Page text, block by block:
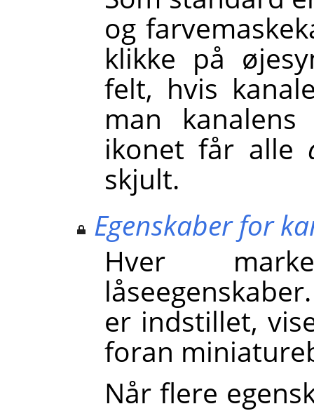
og
klikke på
felt, hvis
man
ikonet får alle
skjult.
Egenskaber for
Hver
er indstillet,
foran
Når flere